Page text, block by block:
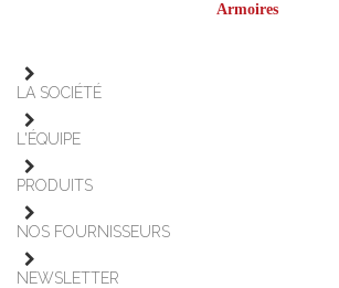
Armoires
LA SOCIÉTÉ
L'ÉQUIPE
PRODUITS
NOS FOURNISSEURS
NEWSLETTER